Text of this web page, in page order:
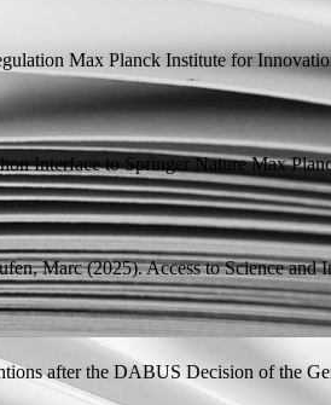
Max Planck Institute for
Interface to Springer Nature Max
Marc(2025).Access to Science and
after the DABUS Decision of the